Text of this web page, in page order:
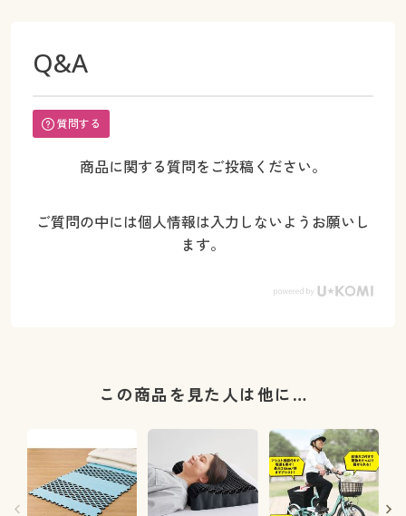
Q&A
質問する
商品に関する質問をご投稿ください。
ご質問の中には個人情報は入力しないようお願いし
ます。
この商品を見た人は他に…